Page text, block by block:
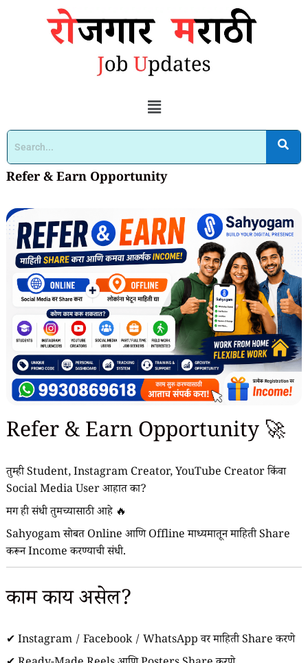
Refer & Earn Opportunity
Refer & Earn Opportunity 🚀
तुम्ही Student, Instagram Creator, YouTube Creator किंवा
Social Media User आहात का?
मग ही संधी तुमच्यासाठी आहे 🔥
Sahyogam सोबत Online आणि Offline माध्यमातून माहिती Share
करून Income करण्याची संधी.
काम काय असेल?
✔ Instagram / Facebook / WhatsApp वर माहिती Share करणे